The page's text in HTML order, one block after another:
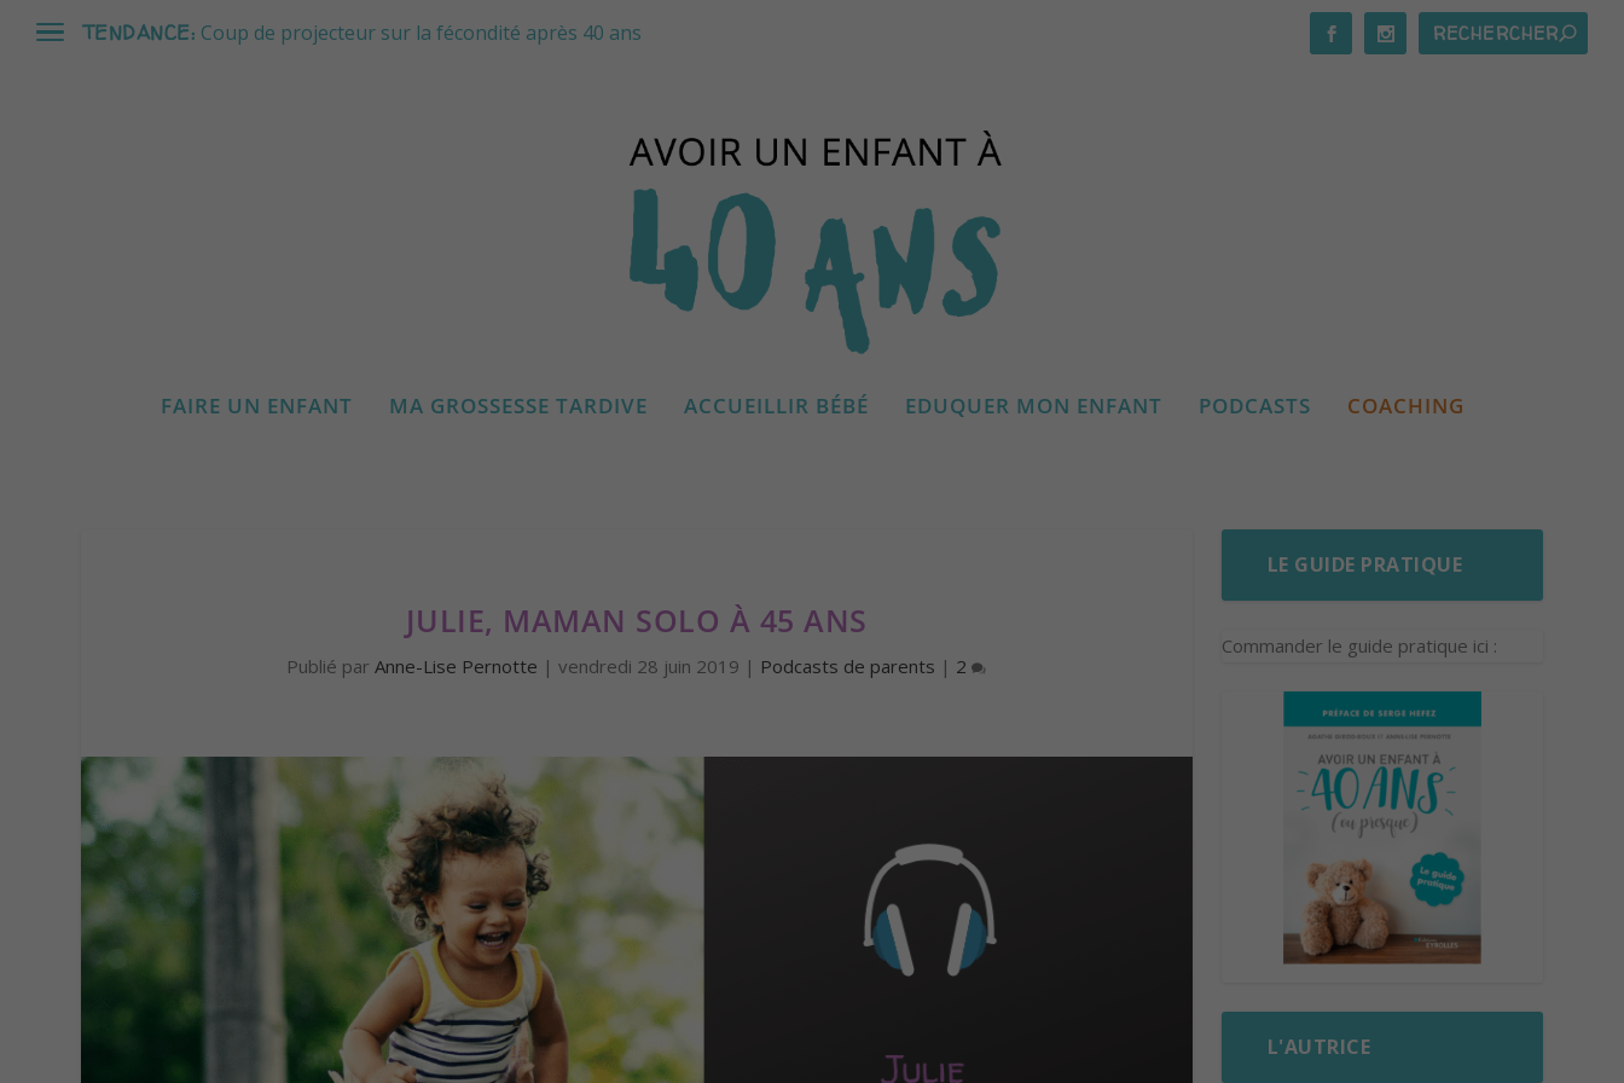
TENDANCE: Coup de projecteur sur la fécondité après 40 ans
FAIRE UN ENFANT MA GROSSESSE TARDIVE ACCUEILLIR BÉBÉ EDUQUER MON ENFANT PODCASTS COACHING
JULIE, MAMAN SOLO À 45 ANS
Publié parAnne-Lise Pernotte |vendredi 28 juin 2019 | Podcasts de parents | 2
LE GUIDE PRATIQUE
Commander le guide pratique ici :
L'AUTRICE